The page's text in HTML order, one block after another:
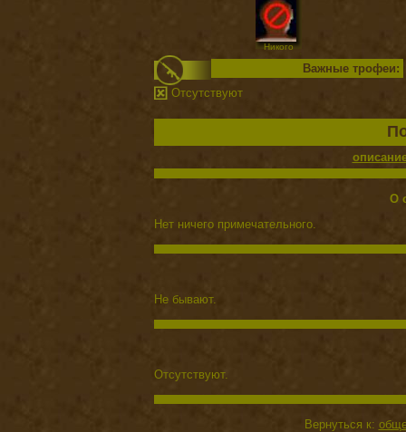
Никого
Важные трофеи:
Отсутствуют
О
Нет ничего примечательного.
Не бывают.
Отсутствуют.
Вернуться к: